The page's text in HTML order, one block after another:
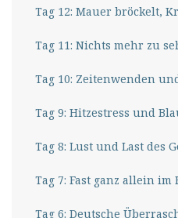
Tag 12: Mauer bröckelt,
Tag 11: Nichts mehr zu
Tag 10: Zeitenwenden
Tag 9: Hitzestress und
Tag 8: Lust und Last des
Tag 7: Fast ganz allein
Tag 6: Deutsche